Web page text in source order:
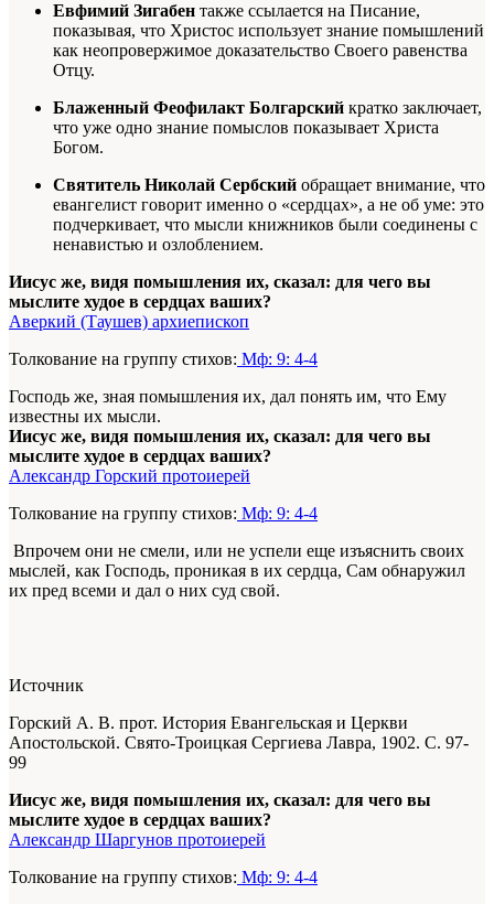
Евфимий Зигабен также ссылается на Писание,
показывая, что Христос использует знание помышлений
как неопровержимое доказательство Своего равенства
Отцу.
Блаженный Феофилакт Болгарский кратко заключает,
что уже одно знание помыслов показывает Христа
Богом.
Святитель Николай Сербский обращает внимание, что
евангелист говорит именно о «сердцах», а не об уме: это
подчеркивает, что мысли книжников были соединены с
ненавистью и озлоблением.
Иисус же, видя помышления их, сказал: для чего вы
мыслите худое в сердцах ваших?
Аверкий (Таушев) архиепископ
Толкование на группу стихов: Мф: 9: 4-4
Господь же, зная помышления их, дал понять им, что Ему
известны их мысли.
Иисус же, видя помышления их, сказал: для чего вы
мыслите худое в сердцах ваших?
Александр Горский протоиерей
Толкование на группу стихов: Мф: 9: 4-4
Впрочем они не смели, или не успели еще изъяснить своих
мыслей, как Господь, проникая в их сердца, Сам обнаружил
их пред всеми и дал о них суд свой.
Источник
Горский А. В. прот. История Евангельская и Церкви
Апостольской. Свято-Троицкая Сергиева Лавра, 1902. С. 97-
99
Иисус же, видя помышления их, сказал: для чего вы
мыслите худое в сердцах ваших?
Александр Шаргунов протоиерей
Толкование на группу стихов: Мф: 9: 4-4